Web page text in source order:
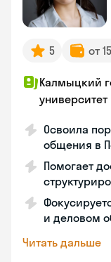
5 от
Калмыцкий
университет
Освоила
общения в
Помогает
и деловом
Читать дальше